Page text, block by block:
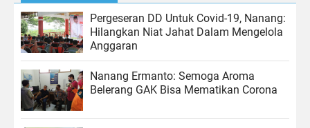
Pergeseran DD Untuk Covid-19, Nanang:
Hilangkan Niat Jahat Dalam Mengelola
Anggaran
Nanang Ermanto: Semoga Aroma
Belerang GAK Bisa Mematikan Corona